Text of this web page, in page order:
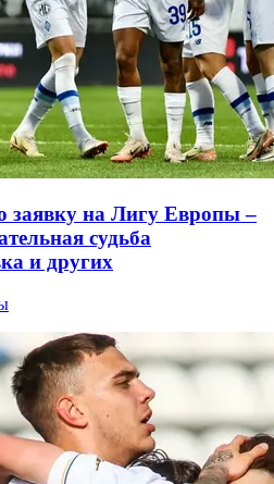
заявку на Лигу Европы –
судьба
и других